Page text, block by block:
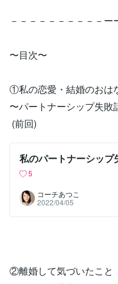
－－－－－－－－－－ー
〜目次〜
①私の恋愛・結婚のおは
〜パートナーシップ失敗
(前回)
私のパートナーシップ
5
コーチあつこ
2022/04/05
②離婚して気づいたこと